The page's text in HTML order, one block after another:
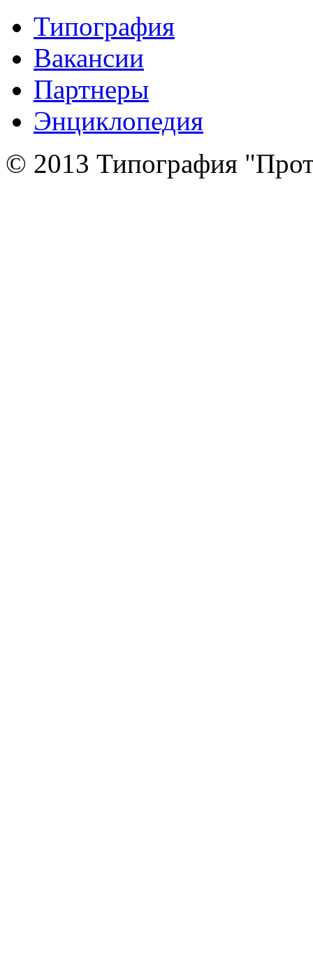
Типография
Вакансии
Партнеры
Энциклопедия
© 2013 Типография